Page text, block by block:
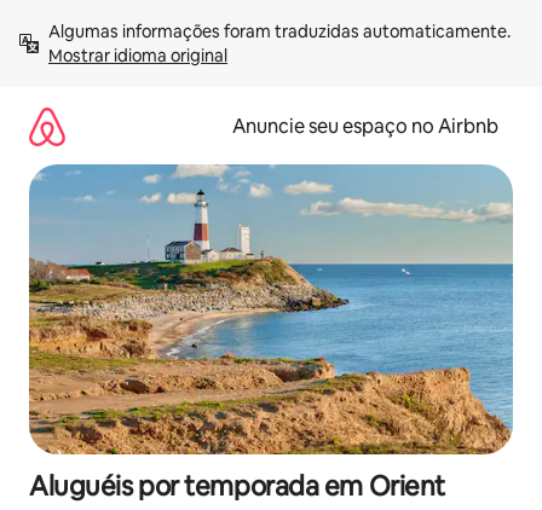
para
Mostrar idioma original
Anuncie seu espaço no Airbnb
Aluguéis por temporada em Orient